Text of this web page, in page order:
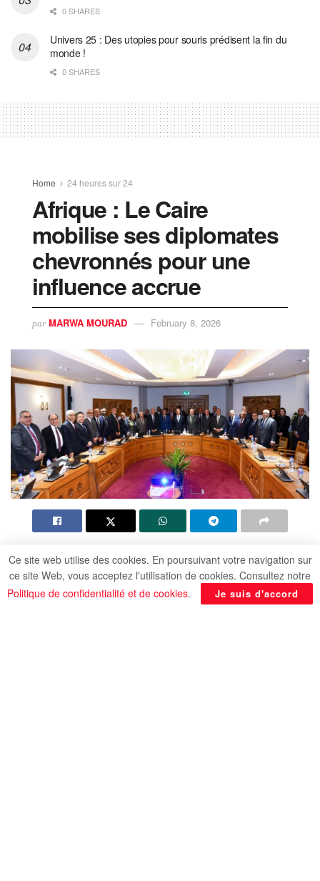
0 SHARES
Univers 25 : Des utopies pour souris prédisent la fin du
monde !
0 SHARES
Home 24 heures sur 24
Afrique : Le Caire
mobilise ses diplomates
chevronnés pour une
influence accrue
par MARWA MOURAD February 8, 2026
​Dans une démarche visant à allier l’expérience de
terrain à la vision stratégique, le
Dr Badr Abdel
, ministre des Affaires étrangères, de
Ce site web utilise des cookies. En poursuivant votre navigation sur
ce site Web, vous acceptez l'utilisation de cookies. Consultez notre
Politique de confidentialité et de cookies. Je suis d'accord